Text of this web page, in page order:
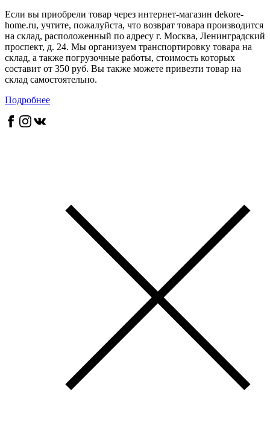
Если вы приобрели товар через интернет-магазин dekore-
home.ru, учтите, пожалуйста, что возврат товара производится
на склад, расположенный по адресу г. Москва, Ленинградский
проспект, д. 24. Мы организуем транспортировку товара на
склад, а также погрузочные работы, стоимость которых
составит от 350 руб. Вы также можете привезти товар на
склад самостоятельно.
Подробнее